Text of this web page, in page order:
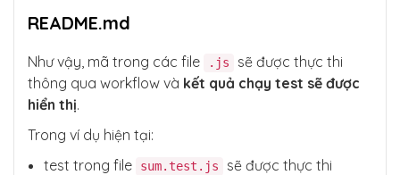
README.md
Như vậy, mã trong các file .js
sẽ được thực thi
thông qua workflow và kết quả chạy test sẽ được
hiển thị.
Trong ví dụ hiện tại:
test trong file
sum.test.js
sẽ được thực thi